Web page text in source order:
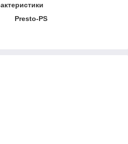
Presto-PS